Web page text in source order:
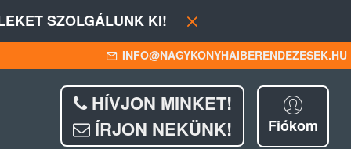
SZOLGÁLUNK KI!
INFO@NAGYKONYHAIBERENDEZESEK.HU
HÍVJON MINKET!
ÍRJON NEKÜNK!
Fiókom